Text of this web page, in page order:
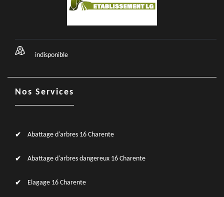
indisponible
Nos Services
Abattage d'arbres 16 Charente
Abattage d'arbres dangereux 16 Charente
Elagage 16 Charente